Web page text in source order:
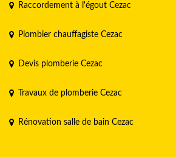
Raccordement à l'égout Cezac
Plombier chauffagiste Cezac
Devis plomberie Cezac
Travaux de plomberie Cezac
Rénovation salle de bain Cezac